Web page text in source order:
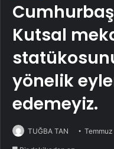
Kutsal
yönelik
edemeyiz.
TUĞBA TAN